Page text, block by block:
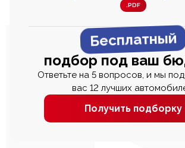
.PDF
Бесплатный
подбор под ваш
Ответьте на 5 вопросов, и мы
вас 12 лучших
Получить подборку